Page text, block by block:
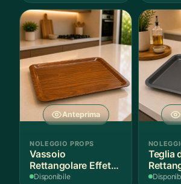
Anteprima
NOLEGGIO PROPS
Vassoio
Rettangolare Effetto
Legno
Disponibile
Teglia